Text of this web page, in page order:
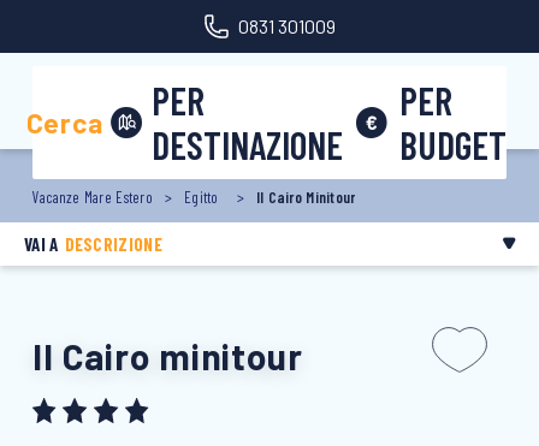
0831 301009
Cerca
PER
DESTINAZIONE
PER
BUDGET
Vacanze Mare Estero Egitto Il Cairo Minitour
VAI A DESCRIZIONE
Il Cairo minitour